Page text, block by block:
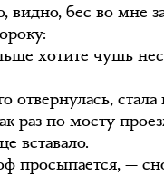
видно, бес во мне
хотите чушь
отвернулась,
раз по мосту
вставало.
просыпается, —